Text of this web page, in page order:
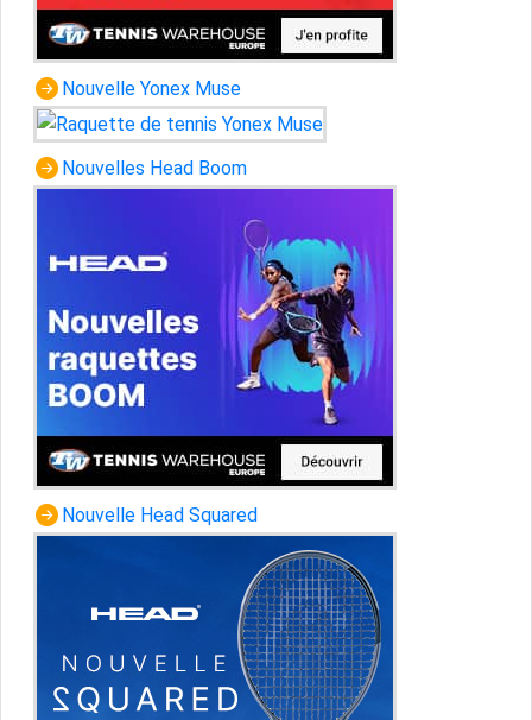
Nouvelle Yonex Muse
Nouvelles Head Boom
Nouvelle Head Squared